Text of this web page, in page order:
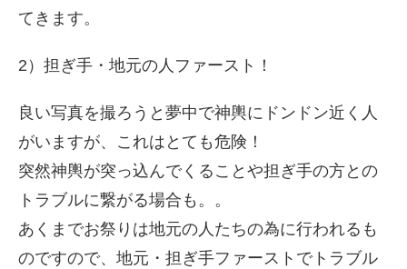
てきます。
2）担ぎ手・地元の人ファースト！
良い写真を撮ろうと夢中で神輿にドンドン近く人
がいますが、これはとても危険！
突然神輿が突っ込んでくることや担ぎ手の方との
トラブルに繋がる場合も。。
あくまでお祭りは地元の人たちの為に行われるも
のですので、地元・担ぎ手ファーストでトラブル